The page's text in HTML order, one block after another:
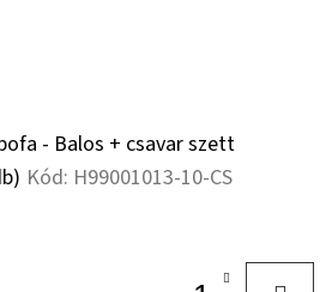
- Balos + csavar szett
Kód: H99001013-10-CS